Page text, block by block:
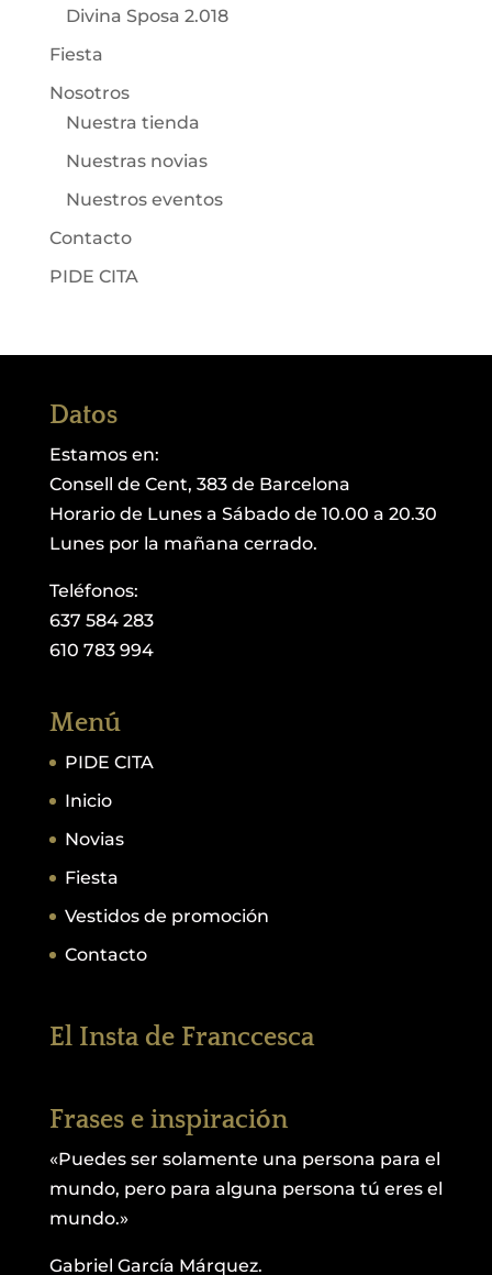
Divina Sposa 2.018
Fiesta
Nosotros
Nuestra tienda
Nuestras novias
Nuestros eventos
Contacto
PIDE CITA
Datos
Estamos en:
Consell de Cent, 383 de Barcelona
Horario de Lunes a Sábado de 10.00 a 20.30
Lunes por la mañana cerrado.
Teléfonos:
637 584 283
610 783 994
Menú
PIDE CITA
Inicio
Novias
Fiesta
Vestidos de promoción
Contacto
El Insta de Franccesca
Frases e inspiración
«Puedes ser solamente una persona para el
mundo, pero para alguna persona tú eres el
mundo.»
Gabriel García Márquez.